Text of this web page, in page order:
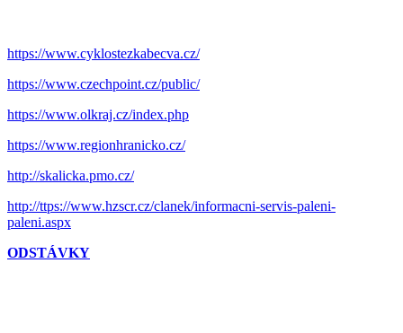
https://www.cyklostezkabecva.cz/
https://www.czechpoint.cz/public/
https://www.olkraj.cz/index.php
https://www.regionhranicko.cz/
http://skalicka.pmo.cz/
http://ttps://www.hzscr.cz/clanek/informacni-servis-paleni-
paleni.aspx
ODSTÁVKY